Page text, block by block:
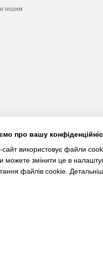
іншим
про вашу
використовує файли
можете змінити це в
файлів cookie.